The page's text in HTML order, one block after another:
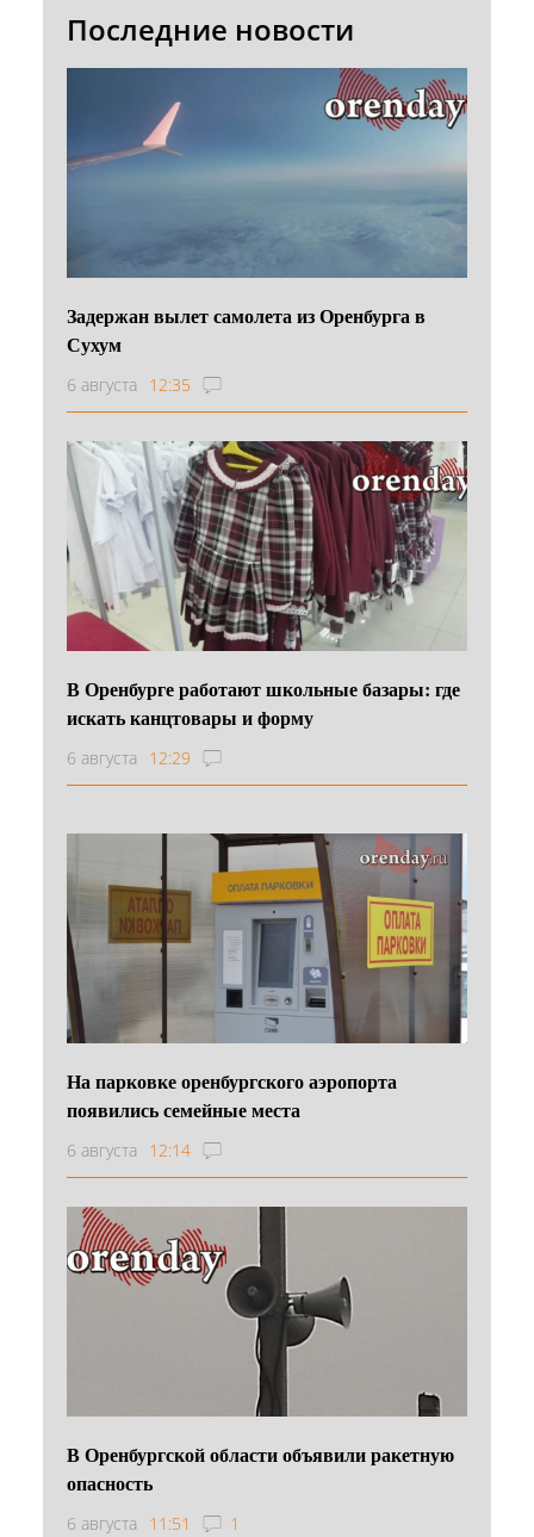
Последние новости
Задержан вылет самолета из Оренбурга в
Сухум
6 августа 12:35
В Оренбурге работают школьные базары: где
искать канцтовары и форму
6 августа 12:29
На парковке оренбургского аэропорта
появились семейные места
6 августа 12:14
В Оренбургской области объявили ракетную
опасность
6 августа 11:51 1